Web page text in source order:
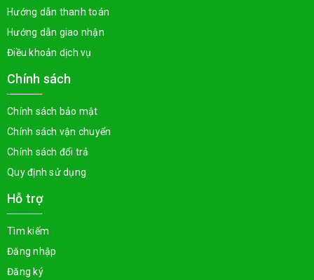
Hướng dẫn thanh toán
Hướng dẫn giao nhận
Điều khoản dịch vụ
Chính sách
Chính sách bảo mật
Chính sách vận chuyển
Chính sách đổi trả
Quy định sử dụng
Hỗ trợ
Tìm kiếm
Đăng nhập
Đăng ký